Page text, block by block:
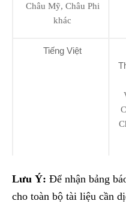
Châu Mỹ, Châu Phi
khác
Tiếng Việt
Lưu Ý: Để nhận bảng
cho toàn bộ tài liệu cần